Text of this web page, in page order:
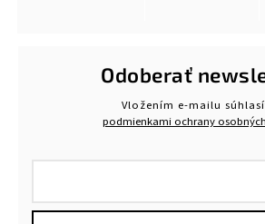
Odoberať
Vložením e-mailu
podmienkami ochrany